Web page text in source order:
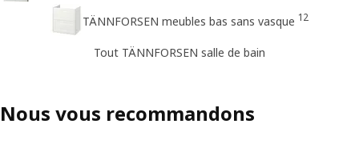
TÄNNFORSEN meubles bas sans vasque 12
Tout TÄNNFORSEN salle de bain
Nous vous recommandons